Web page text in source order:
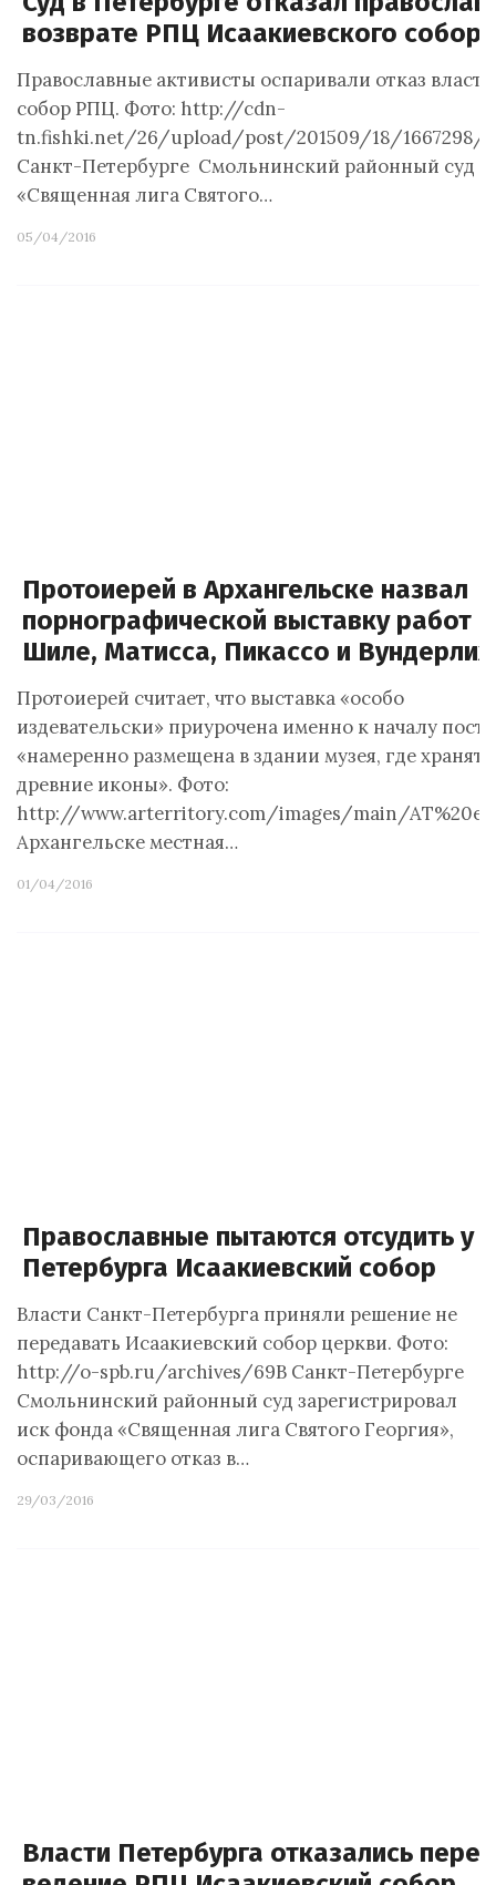
возврате РПЦ Исаакиевского собора
Православные активисты оспаривали отказ
собор РПЦ. Фото: http://cdn-
tn.fishki.net/26/upload/post/201509/18/1667298/
Санкт-Петербурге Смольнинский районный суд
«Священная лига Святого…
05/04/2016
Протоиерей в Архангельске назвал
порнографической выставку работ
Шиле, Матисса, Пикассо и
Протоиерей считает, что выставка «особо
издевательски» приурочена именно к началу
«намеренно размещена в здании музея, где
древние иконы». Фото:
http://www.arterritory.com/images/main/
Архангельске местная…
01/04/2016
Православные пытаются отсудить у
Петербурга Исаакиевский собор
Власти Санкт-Петербурга приняли решение не
передавать Исаакиевский собор церкви. Фото:
http://o-spb.ru/archives/69В Санкт-Петербурге
Смольнинский районный суд зарегистрировал
иск фонда «Священная лига Святого Георгия»,
оспаривающего отказ в…
29/03/2016
Власти Петербурга отказались